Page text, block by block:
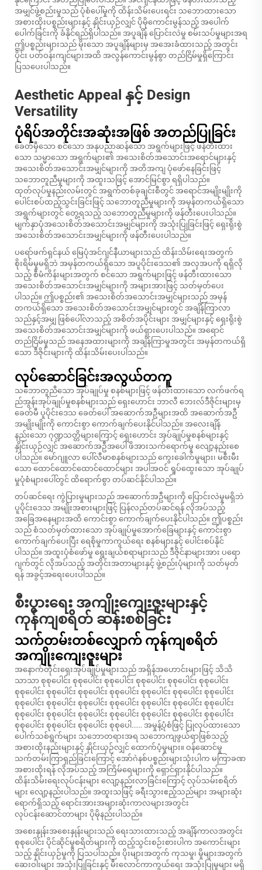
အမျှင်ဖွဲ့စည်းမှုသည် ပုံစံပေါ်မှုကို ထိန်းသိမ်းပေးရင်း သဘောထားသော
အစားထိုးပစ္စည်းများနှင့် နှိုင်းယှဉ်လျှင် ပိုမိုကောင်းမွန်သည့် အပေါက်
ပေါက်ခြင်းကို ခံနိုင်ရည်ရှိပါသည်။ အပူချိန် ပြောင်းလဲမှု စမ်းသပ်မှုများအရ
ဤပစ္စည်းများသည် မိုးသော အပူချိန်များမှ အအေးခံထားသည့် အတွင်း
ပိုင်း ပတ်ဝန်းကျင်များအထိ အလွန်ကောင်းမွန်စွာ တည်ငြိမ်မှုရှိကြောင်း
ပြသပေးပါသည်။
Aesthetic Appeal နှင့် Design
Versatility
ပုံရိပ်အတိုင်းအဆုံးအဖြစ် အတည်ပြုခြင်း
ခေတ်မှီသော စင်သော အနုပညာဆန်သော အရွက်များဖြင့် ဖန်တီးထား
သော သမ္မာသော အရွက်များ၏ အသေးစိတ်အသောင်းအရောင်များနှင့်
အသေးစိတ်အသောင်းအမျှင်များကို အတိအကျ ပုံဖော်နေခြင်းဖြင့်
သဘောတူညီမှုများကို အထူးသဖြင့် အောင်မြင်စွာ ရရှိပါသည်။
ထုတ်လုပ်မှုနည်းလမ်းတွင် အရွက်တစ်ခုချင်းစီတွင် အရောင်အမျိုးမျိုးကို
ပေါင်းစပ်ထည့်သွင်းခြင်းဖြင့် သဘောတူညီမှုများကို အမှန်တကယ်ရှိသော
အရွက်များတွင် တွေ့ရသည့် သဘောတူညီမှုများကို ဖန်တီးပေးပါသည်။
မျက်နှာပုံအသေးစိတ်အသောင်းအမျှင်များကို အသုံးပြုခြင်းဖြင့် ရှေးရိုးစွဲ
အသေးစိတ်အသောင်းအမျှင်များကို ဖန်တီးပေးပါသည်။
ပရော်ဖက်ရှင်နယ် မြေပုံအင်ဂျင်နီယာများသည် ထိန်းသိမ်းရေးအတွက်
စိုးရိမ်မှုမရှိဘဲ အမှန်တကယ်ရှိသော အပူပိုင်းဒေသ၏ အလှအပကို ရရှိလို
သည့် စီမံကိန်းများအတွက် စင်သော အရွက်များဖြင့် ဖန်တီးထားသော
အသေးစိတ်အသောင်းအမျှင်များကို အများအားဖြင့် သတ်မှတ်ပေး
ပါသည်။ ဤပစ္စည်း၏ အသေးစိတ်အသောင်းအမျှင်များသည် အမှန်
တကယ်ရှိသော အသေးစိတ်အသောင်းအမျှင်များတွင် အချိန်ကြာလာ
သည်နှင့်အမျှ ဖြစ်ပေါ်လာသည့် အစိတ်အပိုင်းများ အမျှင်များနှင့် ရှေးရိုးစွဲ
အသေးစိတ်အသောင်းအမျှင်များကို ဖယ်ရှားပေးပါသည်။ အရောင်
တည်ငြိမ်မှုသည် အနေအထားများကို အချိန်ကြာမှုအတွင်း အမှန်တကယ်ရှိ
သော ဒီဇိုင်းများကို ထိန်းသိမ်းပေးပါသည်။
လုပ်ဆောင်ခြင်းအလွယ်တကူ
သဘောတူညီသော အုပ်ချုပ်မှု စနစ်များဖြင့် ဖန်တီးထားသော လက်ဖက်ရ
ည်အွန်းအုပ်ချုပ်မှုစနစ်များသည် ရှေးဟောင်း ဘာလီ ဘေးလ်ဒီဇိုင်းများမှ
ခေတ်မီ ပူပိုင်းဒေသ ခေတ်ပေါ် အဆောက်အဦများအထိ အဆောက်အဦ
အမျိုးမျိုးကို ကောင်းစွာ ကောက်ချက်ပေးနိုင်ပါသည်။ အလေးချိန်
နည်းသော ဂုဏ္ဍသတ္တိများကြောင့် ရှေးဟောင်း အုပ်ချုပ်မှုစနစ်များနှင့်
နှိုင်းယှဉ်လျှင် အဆောက်အဦအပေါ် ဖိအားသက်ရောက်မှု လျော့နည်းစေ
ပါသည်။ မော်ဂျူလာ ပေါ်လီမာစနစ်များသည် ကွေးခေါက်မှုများ၊ မစီးမီး
သော ထောင်ထောင်ထောင်ထောင်များ အပါအဝင် ရှုပ်ထွေးသော အုပ်ချုပ်
မှုပုံစံများပေါ်တွင် ထိရောက်စွာ တပ်ဆင်နိုင်ပါသည်။
တပ်ဆင်ရေး ကွဲပြားမှုများသည် အဆောက်အဦများကို ပြောင်းလဲမှုမရှိဘဲ
ပူပိုင်းဒေသ အမျိုးအစားများဖြင့် ပြန်လည်တပ်ဆင်ရန် လိုအပ်သည့်
အခြေအနေများအထိ ကောင်းစွာ ကောက်ချက်ပေးနိုင်ပါသည်။ ဤပစ္စည်း
သည် စံသတ်မှတ်ထားသော အုပ်ချုပ်မှုအောက်ခြေများနှင့် ကောင်းစွာ
ကောက်ချက်ပေးပြီး ရေစိုမှုကာကွယ်ရေး စနစ်များနှင့် ပေါင်းစပ်နိုင်
ပါသည်။ အထူးပုံစံဖော်မှု ရွေးချယ်စရာများသည် ဒီဇိုင်နာများအား ပရော
ဂျက်တွင် လိုအပ်သည့် အတိုင်းအတာများနှင့် ဖွဲ့စည်းပုံများကို သတ်မှတ်
ရန် အခွင့်အရေးပေးပါသည်။
စီးပွားရေး အကျိုးကျေးဇူးများနှင့်
ကုန်ကျစရိတ် ဆန်းစစ်ခြင်း
သက်တမ်းတစ်လျှောက် ကုန်ကျစရိတ်
အကျိုးကျေးဇူးများ
အနောက်တိုင်းရှေးအုပ်ချုပ်မှုများသည် အရှိန်အဟောင်းများဖြင့် သိသိ
သာသာ စုစုပေါင်း စုစုပေါင်း စုစုပေါင်း စုစုပေါင်း စုစုပေါင်း စုစုပေါင်း
စုစုပေါင်း စုစုပေါင်း စုစုပေါင်း စုစုပေါင်း စုစုပေါင်း စုစုပေါင်း စုစုပေါင်း
စုစုပေါင်း စုစုပေါင်း စုစုပေါင်း စုစုပေါင်း စုစုပေါင်း စုစုပေါင်း စုစုပေါင်း
စုစုပေါင်း စုစုပေါင်း စုစုပေါင်း စုစုပေါင်း စုစုပေါင်း စုစုပေါင်း စုစုပေါင်း
စုစုပေါင်း စုစုပေါင်း စုစုပေါင်း စုစုပေါ...... အမှုန့်ပုံစံဖြင့် ပြုလုပ်ထားသော
ပေါက်သစ်ရွက်များ သဘောတရားအရ သဘောကျဖွယ်ရာဖြစ်သည့်
အစားထိုးနည်းများနှင့် နှိုင်းယှဉ်လျှင် ထောက်ပံ့မှုများ။ ဝန်ဆောင်မှု
သက်တမ်းကြာရှည်ခြင်းကြောင့် အော်ဂဲနစ်ပစ္စည်းများသုံးပါက မကြာခဏ
အစားထိုးရန် လိုအပ်သည့် အကြိမ်ရေများကို ရှောင်ရှားနိုင်ပါသည်။
ထိန်းသိမ်းရေးလုပ်ငန်းများ လျော့နည်းလာခြင်းကြောင့် လုပ်သမ်းစရိတ်
များ လျော့နည်းပါသည်။ အထူးသဖြင့် ခရီးသွားဧည့်သည်များ အများဆုံး
ရောက်ရှိသည့် ရောင်းအားအများဆုံးကာလများအတွင်း
လုပ်ငန်းဆောင်တာများ ပိုမိုနည်းပါသည်။
အစေးနှုန်းအစေးနှုန်းများသည် ရေးသားထားသည့် အချိန်ကာလအတွင်း
စုစုပေါင်း ပိုင်ဆိုင်မှုစရိတ်များကို ထည့်သွင်းစဉ်းစားပါက အကောင်းများ
သည့် နှိုင်းယှဉ်မှုကို ပြသပါသည်။ ပိုးများအတွက် ကုသမှု၊ မှိုများအတွက်
ဆေးဝါးများ အသုံးပြုခြင်းနှင့် မီးလောင်ကာကွယ်ရေး အသုံးပြုမှုများ မရှိ